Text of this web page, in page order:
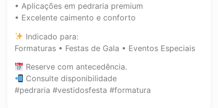
• Aplicações em pedraria premium
• Excelente caimento e conforto
Indicado para:
Formaturas • Festas de Gala • Eventos Especiais
Reserve com antecedência.
Consulte disponibilidade
#pedraria #vestidosfesta #formatura